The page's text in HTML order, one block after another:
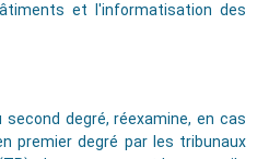
et l'informatisation des
second degré, réexamine, en cas
premier degré par les tribunaux